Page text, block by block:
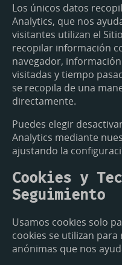
Los únicos datos
Analytics, que nos
visitantes utilizan el
recopilar información
navegador,
visitadas y tiempo
se recopila de una
directamente.
Puedes elegir
Analytics mediante
ajustando la
Cookies y
Seguimiento
Usamos cookies solo
cookies se utilizan
anónimas que nos